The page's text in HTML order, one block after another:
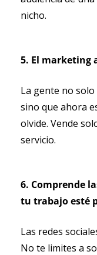
nicho.
5. El marketing
La gente no
sino que ahora
olvide. Vende
servicio.
6. Comprende
tu trabajo esté
Las redes
No te limites a